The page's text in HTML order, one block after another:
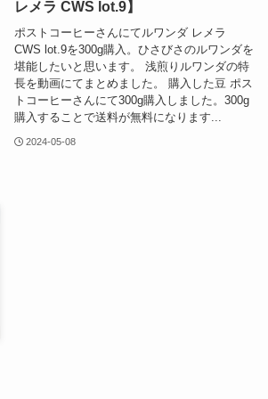
レメラ CWS lot.9】
ポストコーヒーさんにてルワンダ レメラ
CWS lot.9を300g購入。ひさびさのルワンダを
堪能したいと思います。 浅煎りルワンダの特
長を動画にてまとめました。 購入した豆 ポス
トコーヒーさんにて300g購入しました。300g
購入することで送料が無料になります...
2024-05-08